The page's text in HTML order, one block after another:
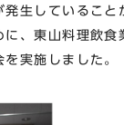
生していること
に、東山料理飲食
実施しました。